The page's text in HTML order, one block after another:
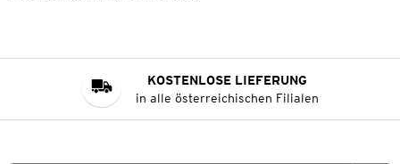
KOSTENLOSE LIEFERUNG
in alle österreichischen Filialen